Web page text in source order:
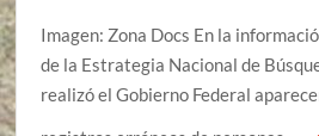
Imagen: Zona Docs En la
de la Estrategia Nacional de
realizó el Gobierno Federal